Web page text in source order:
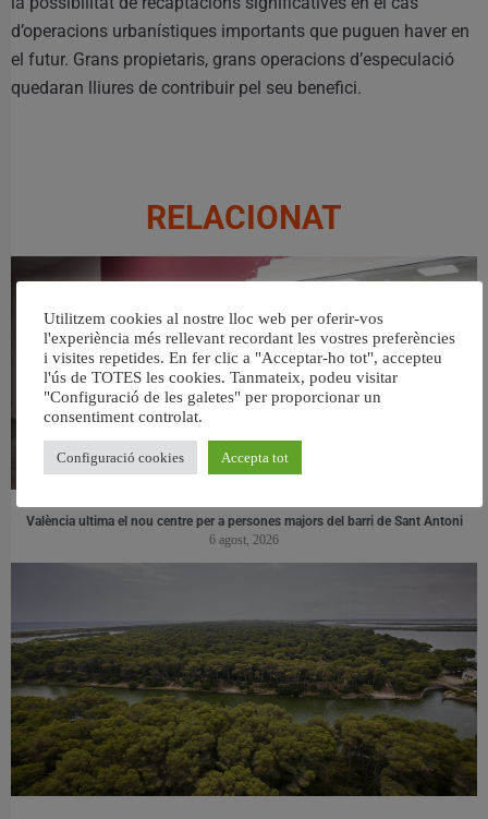
d’operacions urbanístiques importants que puguen haver en
el futur. Grans propietaris, grans operacions d’especulació
quedaran lliures de contribuir pel seu benefici.
RELACIONAT
València ultima el nou centre per a persones majors del barri de Sant Antoni
6 agost, 2026
Utilitzem cookies al nostre lloc web per oferir-vos
l'experiència més rellevant recordant les vostres preferències
i visites repetides. En fer clic a "Acceptar-ho tot", accepteu
l'ús de TOTES les cookies. Tanmateix, podeu visitar
"Configuració de les galetes" per proporcionar un
consentiment controlat.
Configuració cookies Accepta tot